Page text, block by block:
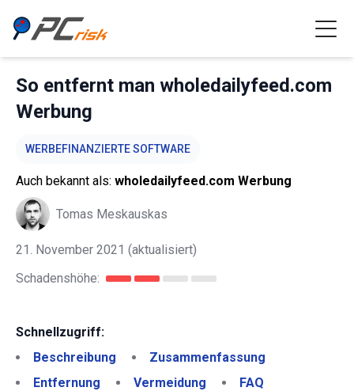
So entfernt man wholedailyfeed.com
Werbung
WERBEFINANZIERTE SOFTWARE
Auch bekannt als: wholedailyfeed.com Werbung
Tomas Meskauskas
21. November 2021 (aktualisiert)
Schadenshöhe:
Schnellzugriff:
Beschreibung
Zusammenfassung
Entfernung
Vermeidung FAQ